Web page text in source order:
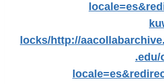
locks/http://
.edu/